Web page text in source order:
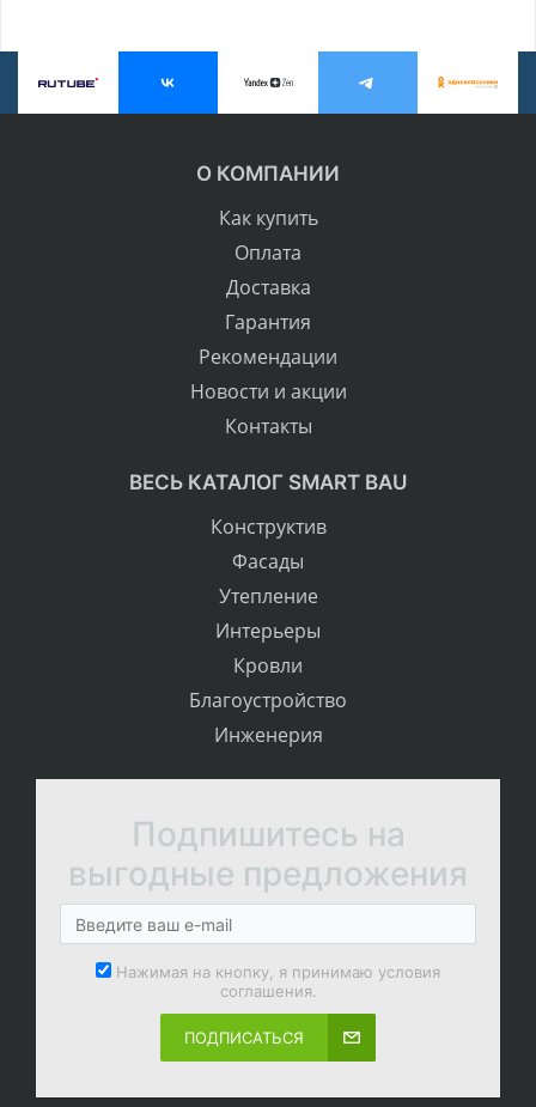
О КОМПАНИИ
Как купить
Оплата
Доставка
Гарантия
Рекомендации
Новости и акции
Контакты
ВЕСЬ КАТАЛОГ SMART BAU
Конструктив
Фасады
Утепление
Интерьеры
Кровли
Благоустройство
Инженерия
Подпишитесь на
выгодные предложения
Нажимая на кнопку, я принимаю условия
соглашения.
ПОДПИСАТЬСЯ